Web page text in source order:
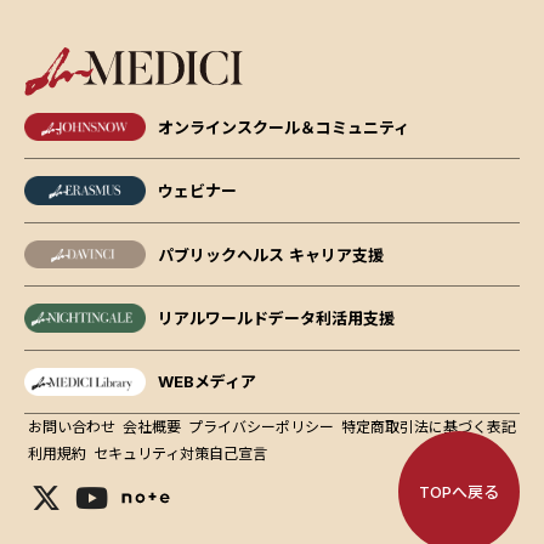
オンラインスクール＆コミュニティ
ウェビナー
パブリックヘルス キャリア支援
リアルワールドデータ利活用支援
WEBメディア
お問い合わせ 会社概要 プライバシーポリシー 特定商取引法に基づく表記
利用規約 セキュリティ対策自己宣言
TOPへ戻る